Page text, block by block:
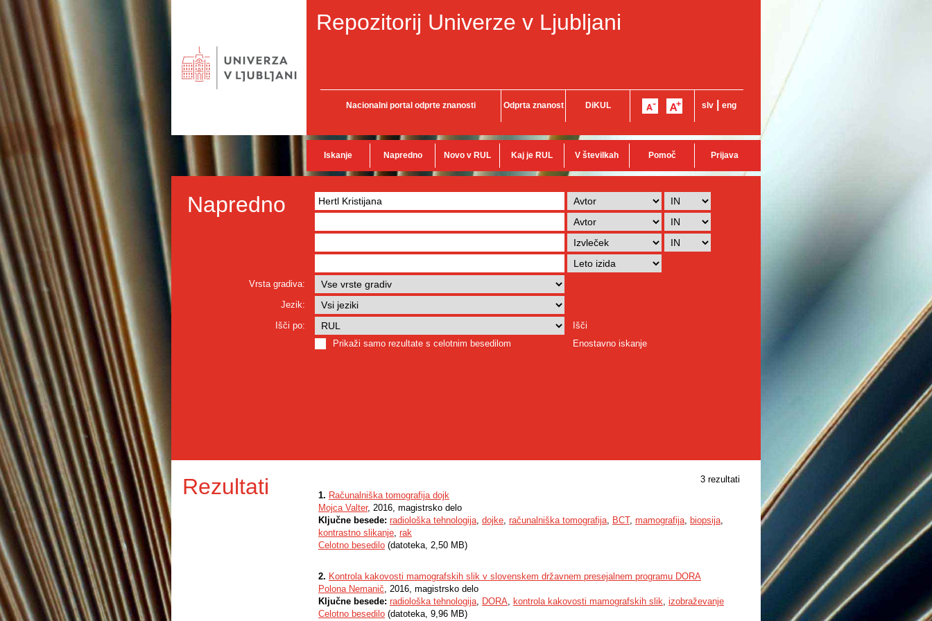
Repozitorij Univerze v Ljubljani
Nacionalni portal odprte znanosti Odprta znanost DiKUL slv eng
Iskanje Napredno Novo v RUL Kaj je RUL V številkah Pomoč Prijava
Napredno
Vrsta gradiva:
Jezik:
Išči po:
Išči
Prikaži samo rezultate s celotnim besedilom
Enostavno iskanje
Rezultati
3 rezultati
1. Računalniška tomografija dojk
Mojca Valter, 2016, magistrsko delo
Ključne besede: radiološka tehnologija, dojke, računalniška tomografija, BCT, mamografija, biopsija,
kontrastno slikanje, rak
Celotno besedilo (datoteka, 2,50 MB)
2. Kontrola kakovosti mamografskih slik v slovenskem državnem presejalnem programu DORA
Polona Nemanič, 2016, magistrsko delo
Ključne besede: radiološka tehnologija, DORA, kontrola kakovosti mamografskih slik, izobraževanje
Celotno besedilo (datoteka, 9,96 MB)